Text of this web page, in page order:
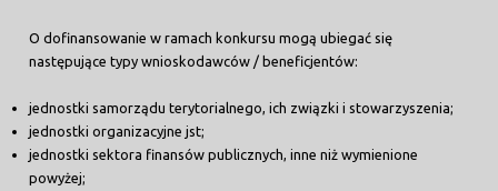
O dofinansowanie w ramach konkursu mogą ubiegać się
następujące typy wnioskodawców / beneficjentów:
jednostki samorządu terytorialnego, ich związki i stowarzyszenia;
jednostki organizacyjne jst;
jednostki sektora finansów publicznych, inne niż wymienione
powyżej;